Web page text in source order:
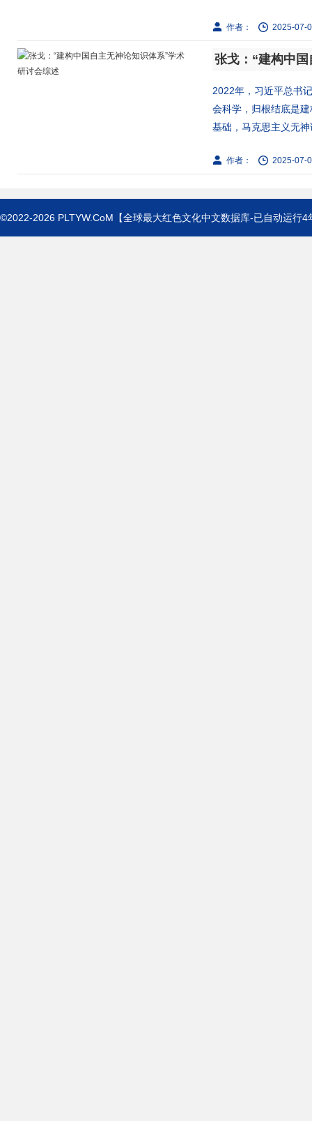
作者： 2025-07-
张戈：“建构中
2022年，习近平总书
会科学，归根结底是
基础，马克思主义无
作者： 2025-07-
©2022-2026 PLTYW.CoM 【全球最大红色文化中文数据库-已自动运行4